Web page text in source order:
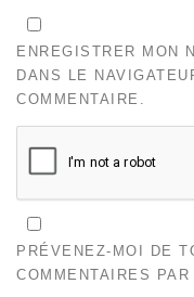
ENREGISTRER MON
DANS LE
COMMENTAIRE.
PRÉVENEZ-MOI DE
COMMENTAIRES